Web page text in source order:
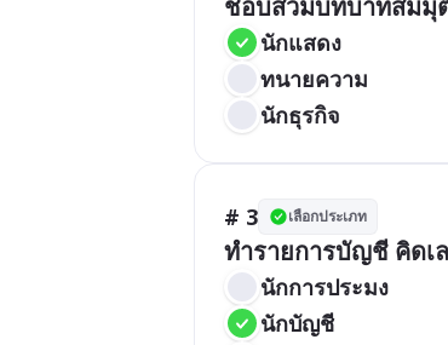
ชอบสวมบทบาทสมมุ
นักแสดง
ทนายความ
นักธุรกิจ
# 3 เลือกประเภท
ทำรายการบัญชี คิดเ
นักการประมง
นักบัญชี